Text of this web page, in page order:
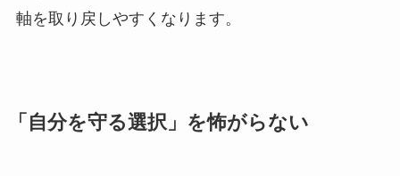
軸を取り戻しやすくなります。
「自分を守る選択」を怖がらない